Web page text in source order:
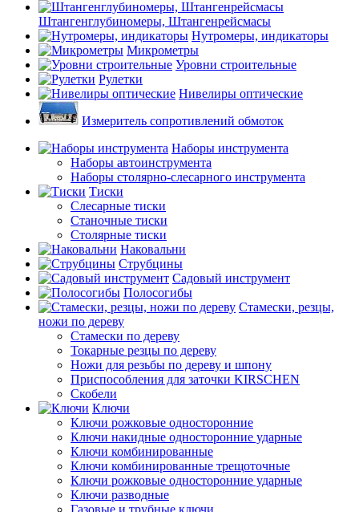
Штангенглубиномеры, Штангенрейсмасы
Нутромеры, индикаторы
Микрометры
Уровни строительные
Рулетки
Нивелиры оптические
Измеритель сопротивлений обмоток
Наборы инструмента
Наборы автоинструмента
Наборы столярно-слесарного инструмента
Тиски
Слесарные тиски
Станочные тиски
Столярные тиски
Наковальни
Струбцины
Садовый инструмент
Полосогибы
Стамески, резцы,
ножи по дереву
Стамески по дереву
Токарные резцы по дереву
Ножи для резьбы по дереву и шпону
Приспособления для заточки KIRSCHEN
Скобели
Ключи
Ключи рожковые односторонние
Ключи накидные односторонние ударные
Ключи комбинированные
Ключи комбинированные трещоточные
Ключи рожковые односторонние ударные
Ключи разводные
Газовые и трубные ключи